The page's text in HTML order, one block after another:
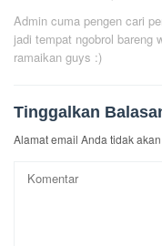
Admin cuma pengen cari
jadi tempat ngobrol bareng
ramaikan guys :)
Tinggalkan
Alamat email Anda tidak